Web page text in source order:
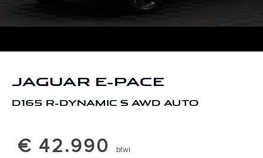
JAGUAR E-PACE
D165 R-DYNAMIC S AWD AUTO
€ 42.990 btwi